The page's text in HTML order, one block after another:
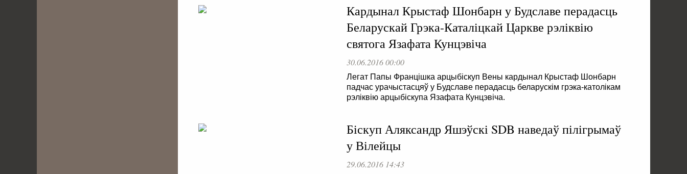
Кардынал Крыстаф Шонбарн у Будславе перадасць
Беларускай Грэка-Каталіцкай Царкве рэліквію
святога Язафата Кунцэвіча
30.06.2016 00:00
Легат Папы Францішка арцыбіскуп Вены кардынал Крыстаф Шонбарн
падчас урачыстасцяў у Будславе перадасць беларускім грэка-католікам
рэліквію арцыбіскупа Язафата Кунцэвіча.
Біскуп Аляксандр Яшэўскі SDB наведаў пілігрымаў
у Вілейцы
29.06.2016 14:43